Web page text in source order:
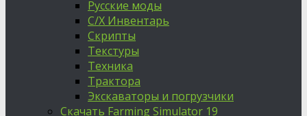
Русские моды
С/Х Инвентарь
Скрипты
Текстуры
Техника
Трактора
Экскаваторы и погрузчики
Скачать Farming Simulator 19